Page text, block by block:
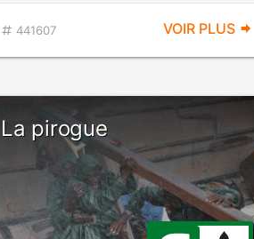
441607 VOIR PLUS
La pirogue